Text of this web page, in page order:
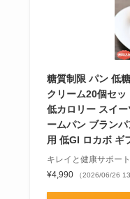
糖質制限 パン 低
クリーム20個セ
低カロリー スイ
ームパン ブラン
用 低GI ロカボ ギ
キレイと健康サポー
¥4,990
（2026/06/26